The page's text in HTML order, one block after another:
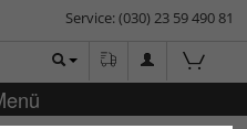
Service: (030) 23 59 490 81